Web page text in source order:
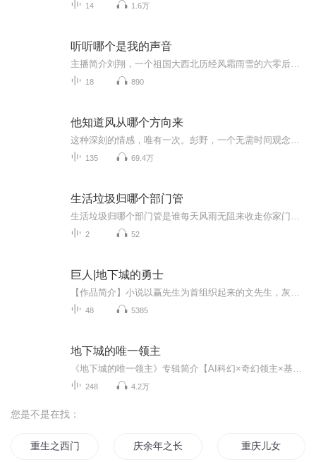
14 1.6万
听听哪个是我的声音
18 890
他知道风从哪个方向来
135 69.4万
生活垃圾归哪个部门管
2 52
巨人|地下城的勇士
48 5385
地下城的唯一领主
248 4.2万
您是不是在找：
重生之西门庆 庆余年之长歌行 重庆儿女